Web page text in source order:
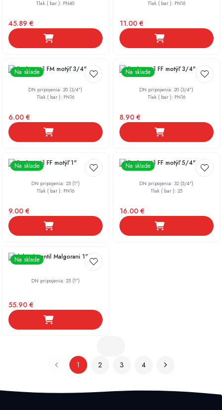
Tlak ( bar ): PN40
45.89 €
Tlak ( bar ): PN16
11.00€
Na sklade
Guľový ventil FM motýľ 3/4"
DN pripojenia:20 (3/4")
Tlak ( bar ): PN16
6.00 €
Na sklade
Guľový ventil FF motýľ 3/4"
DN pripojenia:20 (3/4")
Tlak ( bar ): PN16
8.90€
Na sklade
Guľový ventil FF motýľ 1"
DN pripojenia: 25 (1")
Tlak ( bar ): PN16
9.00 €
Na sklade
Guľový ventil FF motýľ 5/4"
DN pripojenia: 32 (5/4")
Tlak ( bar ): 25
16.00€
Na sklade
Redukčný ventil Malgorani 1"
DN pripojenia: 25 (1")
55.90 €
1 2 3 4